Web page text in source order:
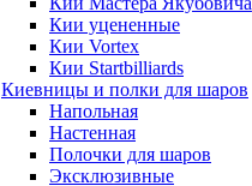
Кии уцененные
Кии Vortex
Кии Startbilliards
Киевницы и полки для шаров
Напольная
Настенная
Полочки для шаров
Эксклюзивные